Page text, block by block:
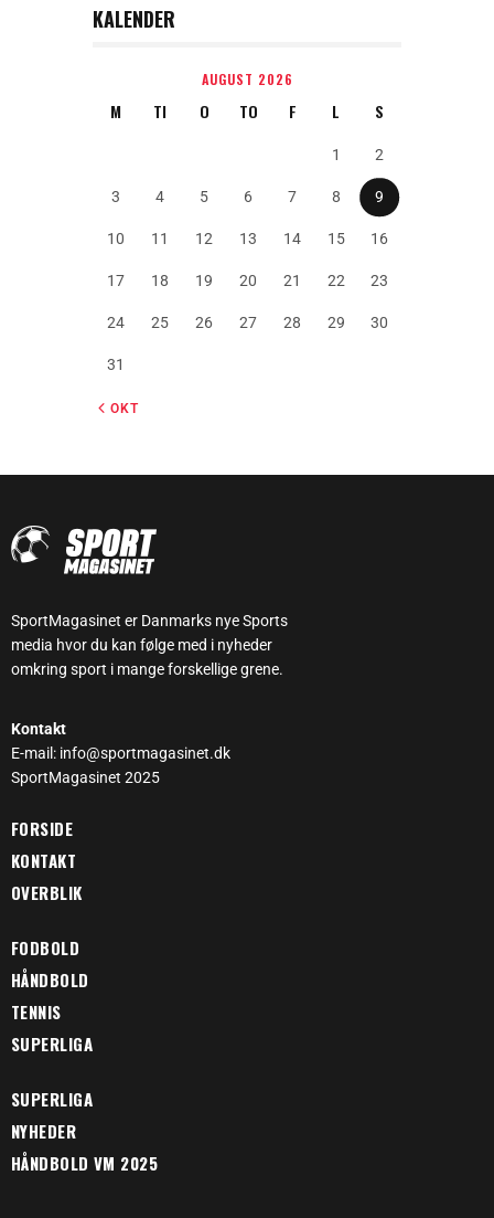
KALENDER
AUGUST 2026
M TI O TO F L S
1 2
3 4 5 6 7 8 9
10 11 12 13 14 15 16
17 18 19 20 21 22 23
24 25 26 27 28 29 30
31
« OKT
SportMagasinet er Danmarks nye Sports
media hvor du kan følge med i nyheder
omkring sport i mange forskellige grene.
Kontakt
E-mail: info@sportmagasinet.dk
SportMagasinet 2025
FORSIDE
KONTAKT
OVERBLIK
FODBOLD
HÅNDBOLD
TENNIS
SUPERLIGA
SUPERLIGA
NYHEDER
HÅNDBOLD VM 2025